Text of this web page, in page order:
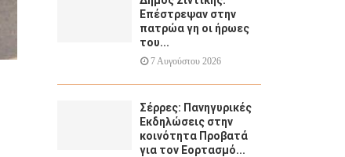
Επέστρεψαν στην
πατρώα γη οι ήρωες
του...
7 Αυγούστου 2026
Σέρρες: Πανηγυρικές
Εκδηλώσεις στην
κοινότητα Προβατά
για τον Εορτασμό...